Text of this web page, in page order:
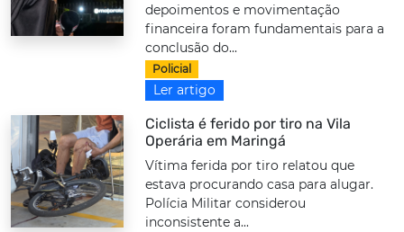
depoimentos e movimentação
financeira foram fundamentais para a
conclusão do...
Policial
Ler artigo
Ciclista é ferido por tiro na Vila
Operária em Maringá
Vítima ferida por tiro relatou que
estava procurando casa para alugar.
Polícia Militar considerou
inconsistente a...